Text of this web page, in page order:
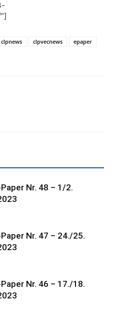
clpnews clpvecnews
epaper
Nr. 48 – 1/2.
Nr. 47 – 24./25.
Nr. 46 – 17./18.